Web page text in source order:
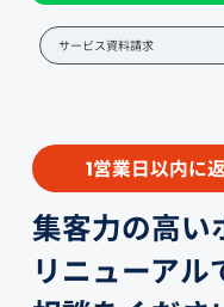
サービス資料請求
1営業日以内に
集客力の高い
リニューア